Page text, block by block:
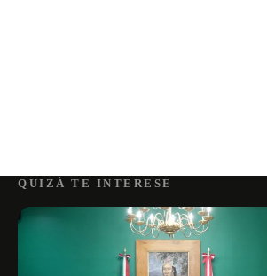
QUIZÁ TE INTERESE